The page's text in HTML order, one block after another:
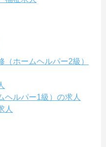
ホームヘルパー2級）
ヘルパー1級）の求人
人